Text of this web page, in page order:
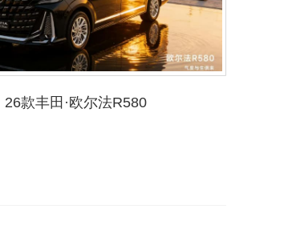
26款丰田·欧尔法R580